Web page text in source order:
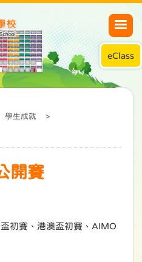
eClass
學生成就
>
開賽
初賽、港澳盃初賽、AIMO